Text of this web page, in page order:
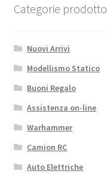
Categorie prodotto
Nuovi Arrivi
Modellismo Statico
Buoni Regalo
Assistenza on-line
Warhammer
Camion RC
Auto Elettriche